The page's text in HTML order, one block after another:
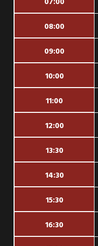
08:00
09:00
10:00
11:00
12:00
13:30
14:30
15:30
16:30